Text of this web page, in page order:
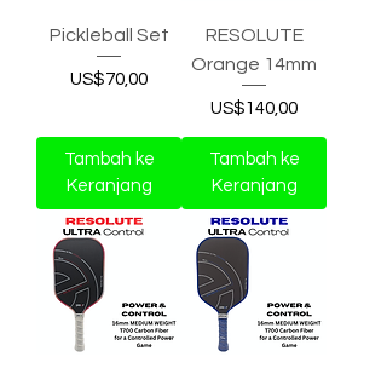
Pickleball Set
Harga
US$70,00
Tambah ke
Keranjang
RESOLUTE
Orange 14mm
Harga
US$140,00
Tambah ke
Keranjang